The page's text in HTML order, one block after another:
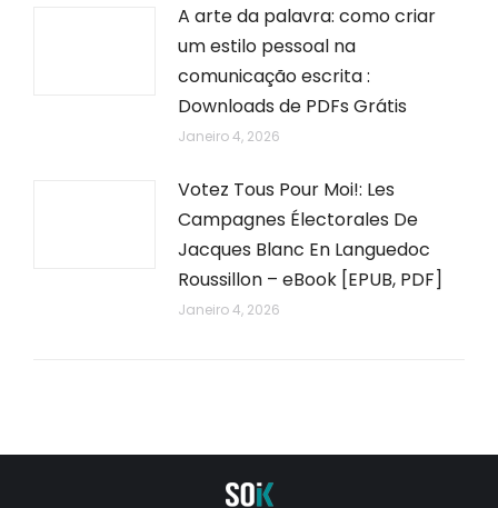
A arte da palavra: como criar
um estilo pessoal na
comunicação escrita :
Downloads de PDFs Grátis
Janeiro 4, 2026
Votez Tous Pour Moi!: Les
Campagnes Électorales De
Jacques Blanc En Languedoc
Roussillon – eBook [EPUB, PDF]
Janeiro 4, 2026